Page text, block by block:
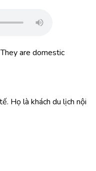
are domestic
Họ là khách du lịch nội